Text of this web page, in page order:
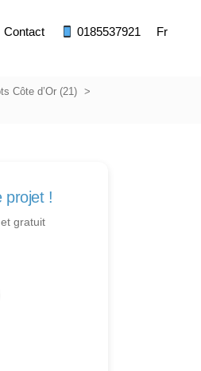
Contact 0185537921 Fr
Côte d’Or (21)
projet !
gratuit